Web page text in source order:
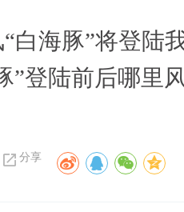
白海豚”将登陆
”登陆前后哪里
分享